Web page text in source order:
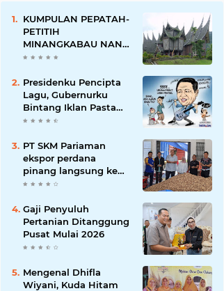
KUMPULAN PEPATAH-
PETITIH
MINANGKABAU NAN
ELOK
Presidenku Pencipta
Lagu, Gubernurku
Bintang Iklan Pasta
Gigi
PT SKM Pariaman
ekspor perdana
pinang langsung ke
India
Gaji Penyuluh
Pertanian Ditanggung
Pusat Mulai 2026
Mengenal Dhifla
Wiyani, Kuda Hitam